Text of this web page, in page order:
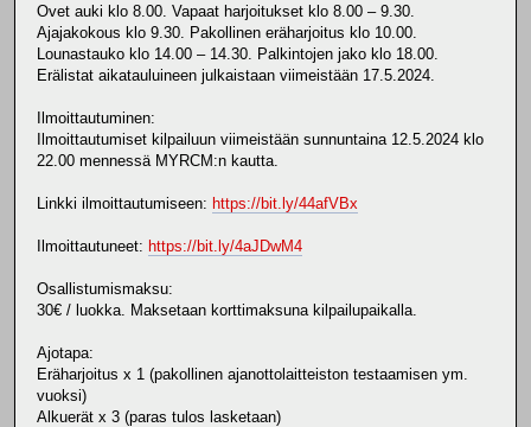
Ovet auki klo 8.00. Vapaat harjoitukset klo 8.00 – 9.30.
Ajajakokous klo 9.30. Pakollinen eräharjoitus klo 10.00.
Lounastauko klo 14.00 – 14.30. Palkintojen jako klo 18.00.
Erälistat aikatauluineen julkaistaan viimeistään 17.5.2024.
Ilmoittautuminen:
Ilmoittautumiset kilpailuun viimeistään sunnuntaina 12.5.2024 klo
22.00 mennessä MYRCM:n kautta.
Linkki ilmoittautumiseen: https://bit.ly/44afVBx
Ilmoittautuneet: https://bit.ly/4aJDwM4
Osallistumismaksu:
30€ / luokka. Maksetaan korttimaksuna kilpailupaikalla.
Ajotapa:
Eräharjoitus x 1 (pakollinen ajanottolaitteiston testaamisen ym.
vuoksi)
Alkuerät x 3 (paras tulos lasketaan)